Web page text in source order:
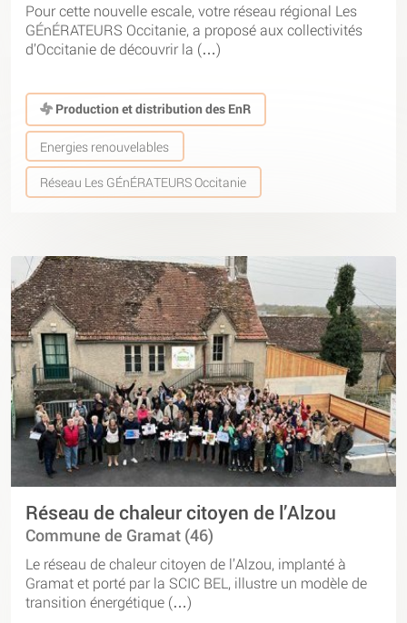
Pour cette nouvelle escale, votre réseau régional Les
GÉnÉRATEURS Occitanie, a proposé aux collectivités
d’Occitanie de découvrir la (…)
Production et distribution des EnR
Energies renouvelables
Réseau Les GÉnÉRATEURS Occitanie
Réseau de chaleur citoyen de l’Alzou
Commune de Gramat (46)
Le réseau de chaleur citoyen de l’Alzou, implanté à
Gramat et porté par la SCIC BEL, illustre un modèle de
transition énergétique (…)